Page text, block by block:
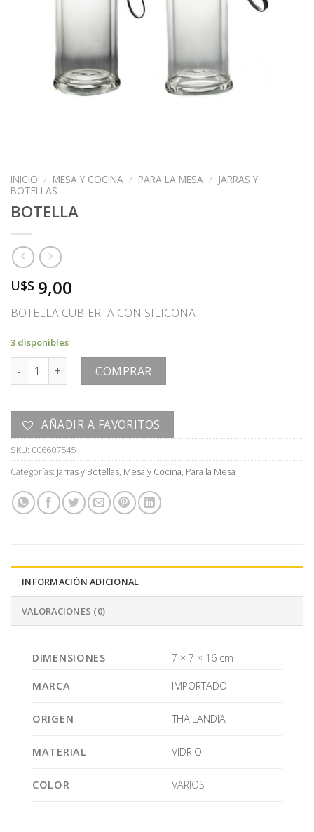
INICIO / MESA Y COCINA / PARA LA MESA / JARRAS Y
BOTELLAS
BOTELLA
U$S 9,00
BOTELLA CUBIERTA CON SILICONA
3 disponibles
BOTELLA cantidadCOMPRAR
AÑADIR A FAVORITOS
SKU: 006607545
Categorías: Jarras y Botellas, Mesa y Cocina, Para la Mesa
INFORMACIÓN ADICIONAL
VALORACIONES (0)
DIMENSIONES 7 × 7 × 16 cm
MARCA IMPORTADO
ORIGEN THAILANDIA
MATERIAL VIDRIO
COLOR VARIOS